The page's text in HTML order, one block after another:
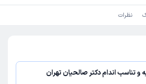
نظرات
تناسب اندام دکتر صالحیان تهران